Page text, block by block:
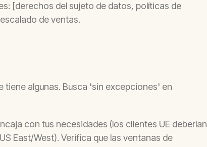
[derechos del sujeto de datos, políticas de
de ventas.
algunas. Busca 'sin excepciones' en
con tus necesidades (los clientes UE deberían
East/West). Verifica que las ventanas de